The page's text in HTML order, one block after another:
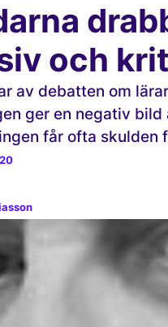
och
av debatten om
ger en negativ
får ofta skulden